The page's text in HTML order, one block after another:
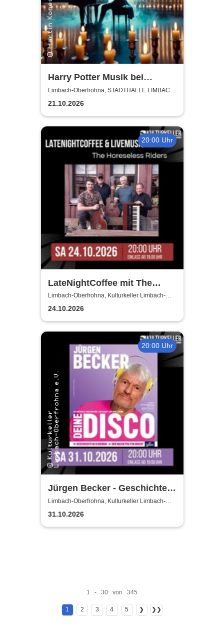
Harry Potter Musik bei
Kerzenschein
Limbach-Oberfrohna, STADTHALLE LIMBACH-
OBERFROHNA
21.10.2026
20:00 Uhr
LateNightCoffee mit The
Horseless Riders
Limbach-Oberfrohna, Kulturkeller Limbach-
Oberfrohna
24.10.2026
20:00 Uhr
Jürgen Becker - Geschichte
in Scheiben – wie Musik
Politik macht
Limbach-Oberfrohna, Kulturkeller Limbach-
Oberfrohna
31.10.2026
1 - 30 von 345
1 2 3 4 5 ❯ ❯❯